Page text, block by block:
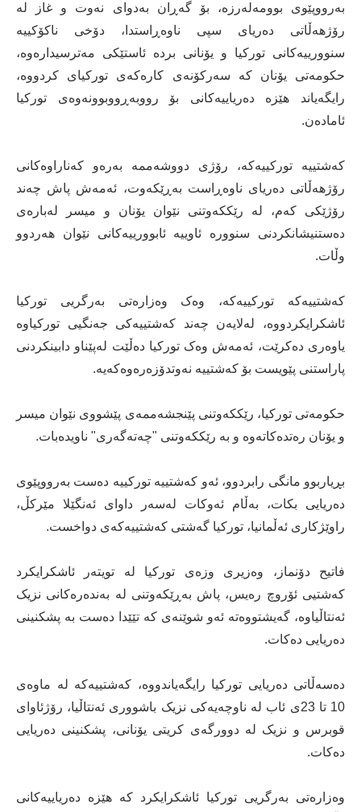
بەرووپێوی بوومەلەرزە، بۆ گەڕان بەدوای نەوت و غاز لە
رۆژهەڵاتی دەریای سپی ناوەڕاستدا، دۆخی ناکۆکییە
سنوورییەکانی تورکیا و یۆنانی بردە ئاستێکی مەترسیدارەوە،
حکومەتی یۆنان کە سەرکۆنەی کارەکەی تورکیای کردووە،
رایگەیاند هێزە دەریاییەکانی بۆ رووبەڕووبوونەوەی تورکیا
ئامادەن.
کەشتییە تورکییەکە، رۆژی دووشەممە بەرەو کەناراوەکانی
رۆژهەڵاتی دەریای ناوەڕاست بەڕێکەوت، ئەمەش پاش چەند
رۆژێکی کەم، لە رێککەوتنی نێوان یۆنان و میسر لەبارەی
دەستنیشانکردنی سنوورە ئاوییە ئابوورییەکانی نێوان هەردوو
وڵات.
کەشتییەکە تورکییەکە، وەک وەزارەتی بەرگریی تورکیا
ئاشکرایکردووە، لەلایەن چەند کەشتییەکی جەنگیی تورکیاوە
یاوەری دەکرێت، ئەمەش وەک تورکیا دەڵێت لەپێناو دابینکردنی
پاراستنی پێویست بۆ کەشتییە نەوتدۆزەرەوەکەیە.
حکومەتی تورکیا، رێککەوتنی پێنجشەممەی پێشووی نێوان میسر
و یۆنان رەتدەکاتەوە و بە رێککەوتنی "چەتەگەری" ناویدەبات.
بڕیاربوو مانگی رابردوو، ئەو کەشتییە تورکییە دەست بەرووپێوی
دەریایی بکات، بەڵام ئەوکات لەسەر داوای ئەنگێلا مێرکڵ،
راوێژکاری ئەڵمانیا، تورکیا گەشتی کەشتییەکەی دواخست.
فاتیح دۆنماز، وەزیری وزەی تورکیا لە تویتەر ئاشکرایکرد
کەشتیی ئۆروچ رەیس، پاش بەڕێکەوتنی لە بەندەرەکانی نزیک
ئەنتاڵیاوە، گەیشتووەتە ئەو شوێنەی کە تێێدا دەست بە پشکنینی
دەریایی دەکات.
دەسەڵاتی دەریایی تورکیا رایگەیاندووە، کەشتییەکە لە ماوەی
10 تا 23ی ئاب لە ناوچەیەکی نزیک باشووری ئەنتاڵیا، رۆژئاوای
قوبرس و نزیک لە دوورگەی کریتی یۆنانی، پشکنینی دەریایی
دەکات.
وەزارەتی بەرگریی تورکیا ئاشکرایکرد کە هێزە دەریاییەکانی